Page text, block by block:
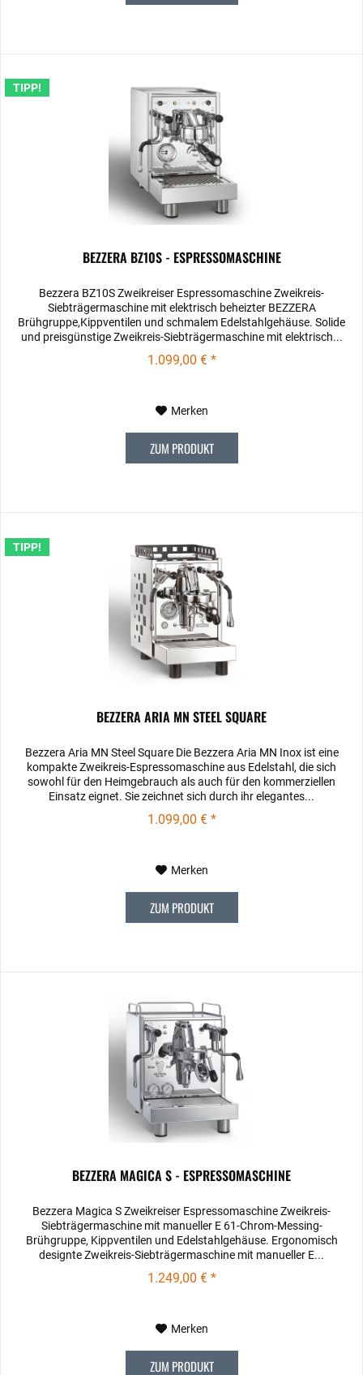
TIPP!
BEZZERA BZ10S - ESPRESSOMASCHINE
Bezzera BZ10S Zweikreiser Espressomaschine Zweikreis-
Siebträgermaschine mit elektrisch beheizter BEZZERA
Brühgruppe,Kippventilen und schmalem Edelstahlgehäuse. Solide
und preisgünstige Zweikreis-Siebträgermaschine mit elektrisch...
1.099,00 € *
Merken
ZUM PRODUKT
TIPP!
BEZZERA ARIA MN STEEL SQUARE
Bezzera Aria MN Steel Square Die Bezzera Aria MN Inox ist eine
kompakte Zweikreis-Espressomaschine aus Edelstahl, die sich
sowohl für den Heimgebrauch als auch für den kommerziellen
Einsatz eignet. Sie zeichnet sich durch ihr elegantes...
1.099,00 € *
Merken
ZUM PRODUKT
BEZZERA MAGICA S - ESPRESSOMASCHINE
Bezzera Magica S Zweikreiser Espressomaschine Zweikreis-
Siebträgermaschine mit manueller E 61-Chrom-Messing-
Brühgruppe, Kippventilen und Edelstahlgehäuse. Ergonomisch
designte Zweikreis-Siebträgermaschine mit manueller E...
1.249,00 € *
Merken
ZUM PRODUKT